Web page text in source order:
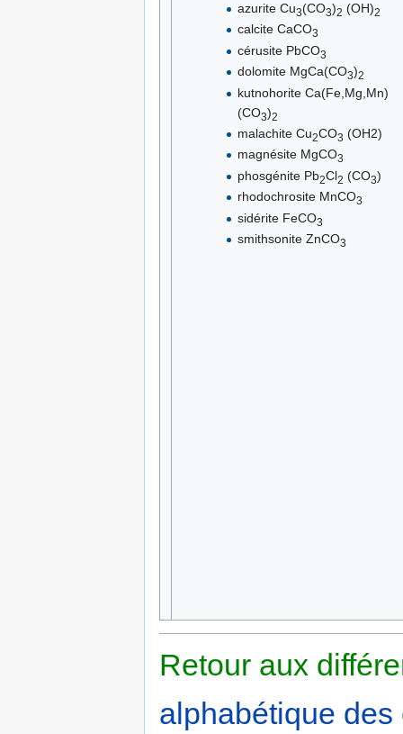
azurite Cu3(CO3)2 (OH)2
calcite CaCO3
cérusite PbCO3
dolomite MgCa(CO3)2
kutnohorite Ca(Fe,Mg,Mn)
(CO3)2
malachite Cu2CO3 (OH2)
magnésite MgCO3
phosgénite Pb2Cl2 (CO3)
rhodochrosite MnCO3
sidérite FeCO3
smithsonite ZnCO3
Retour aux
alphabétique